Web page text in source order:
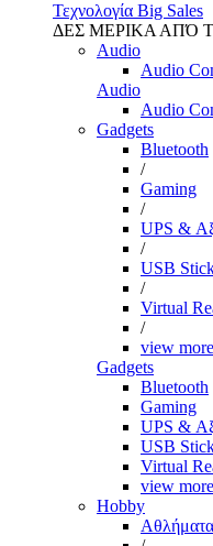
Τεχνολογία Big Sales
ΔΕΣ ΜΕΡΙΚΑ ΑΠΌ
Audio
Audio
Audio
Audio
Gadgets
Bluetooth
/
Gaming
/
UPS &
/
USB
/
Virtual
/
view more
Gadgets
Bluetooth
Gaming
UPS &
USB
Virtual
view more
Hobby
Αθλήματα